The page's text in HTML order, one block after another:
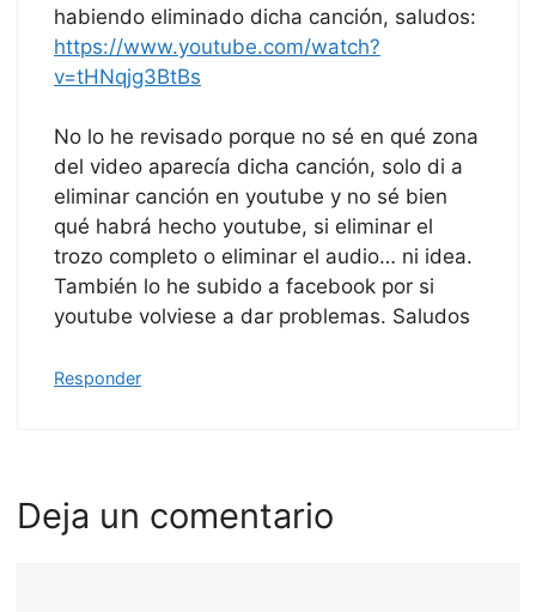
habiendo eliminado dicha canción, saludos:
https://www.youtube.com/watch?
v=tHNqjg3BtBs
No lo he revisado porque no sé en qué zona
del video aparecía dicha canción, solo di a
eliminar canción en youtube y no sé bien
qué habrá hecho youtube, si eliminar el
trozo completo o eliminar el audio… ni idea.
También lo he subido a facebook por si
youtube volviese a dar problemas. Saludos
Responder
Deja un comentario